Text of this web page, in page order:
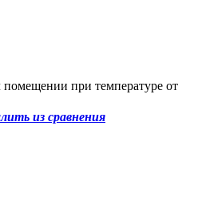
помещении при температуре от
из сравнения